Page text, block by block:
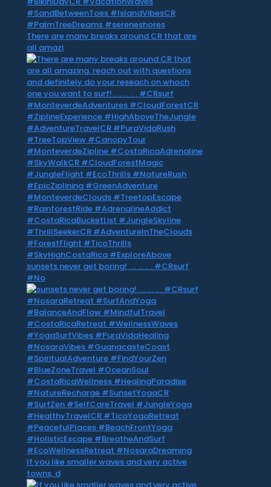
There are many breaks around CR that are
all amazi
sunsets never get boring! . .. … .. . #CRsurf
#No
If you like smaller waves and very active
towns, d